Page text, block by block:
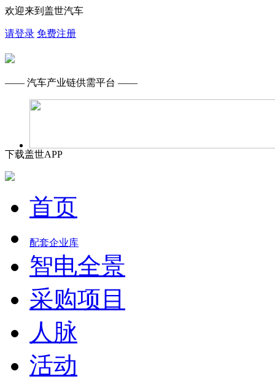
欢迎来到盖世汽车
请登录 免费注册
—— 汽车产业链供需平台 ——
下载盖世APP
首页
配套企业库
智电全景
采购项目
人脉
活动